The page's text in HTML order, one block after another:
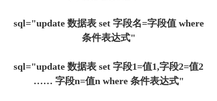
sql="update 数据表 set 字段名=字段值 where
条件表达式"
sql="update 数据表 set 字段1=值1,字段2=值2
…… 字段n=值n where 条件表达式"